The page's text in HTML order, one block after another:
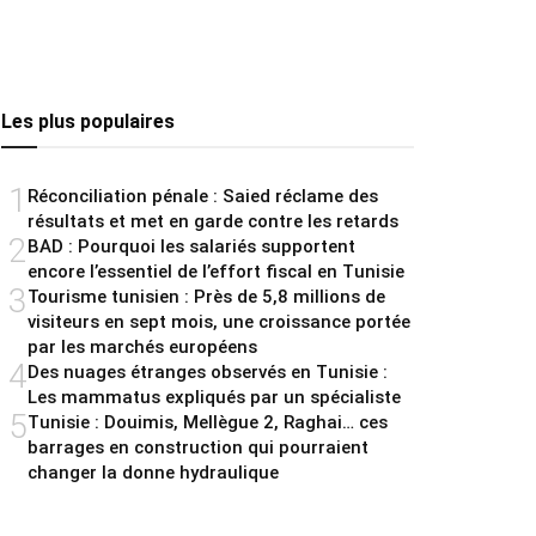
Les plus populaires
1 Réconciliation pénale : Saied réclame des
résultats et met en garde contre les retards
2BAD : Pourquoi les salariés supportent
encore l’essentiel de l’effort fiscal en Tunisie
3Tourisme tunisien : Près de 5,8 millions de
visiteurs en sept mois, une croissance portée
par les marchés européens
4Des nuages étranges observés en Tunisie :
Les mammatus expliqués par un spécialiste
5Tunisie : Douimis, Mellègue 2, Raghai… ces
barrages en construction qui pourraient
changer la donne hydraulique